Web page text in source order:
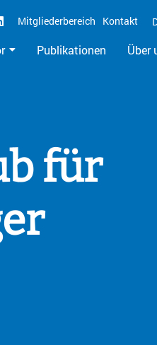
Mitgliederbereich Kontakt
Publikationen Über
für